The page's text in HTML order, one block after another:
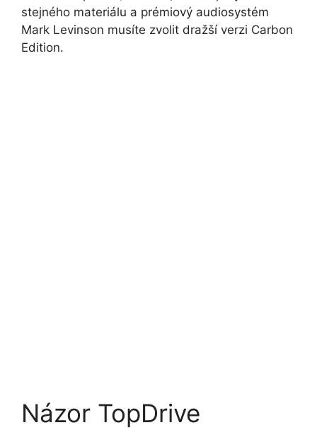
stejného materiálu a prémiový audiosystém
Mark Levinson musíte zvolit dražší verzi Carbon
Edition.
Názor TopDrive